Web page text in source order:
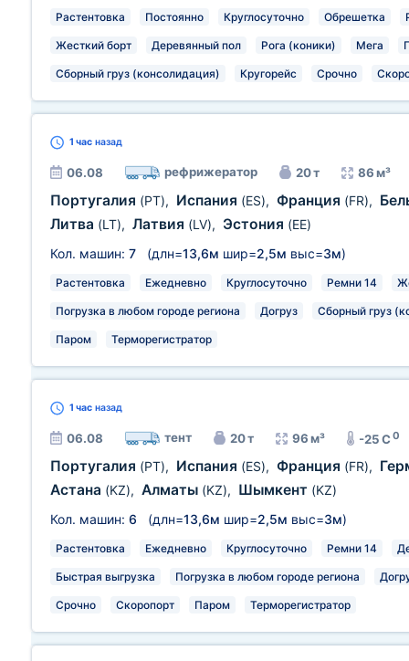
Растентовка Постоянно Круглосуточно Обрешетка
Жесткий борт Деревянный пол Рога (коники) Мега
Сборный груз (консолидация) Кругорейс Срочно
1 час назад
06.08 рефрижератор 20 т 86 м³
Португалия (PT), Испания (ES), Франция (FR),
Литва (LT), Латвия (LV), Эстония (EE)
Кол. машин: 7 (длн=13,6м шир=2,5м выс=3м)
Растентовка Ежедневно Круглосуточно Ремни 14
Погрузка в любом городе региона Догруз Сборный груз
Паром Терморегистратор
1 час назад
06.08 тент 20 т 96 м³ -25 C0
Португалия (PT), Испания (ES), Франция (FR),
Астана (KZ), Алматы (KZ), Шымкент (KZ)
Кол. машин: 6 (длн=13,6м шир=2,5м выс=3м)
Растентовка Ежедневно Круглосуточно Ремни 14
Быстрая выгрузка Погрузка в любом городе региона
Срочно Скоропорт Паром Терморегистратор